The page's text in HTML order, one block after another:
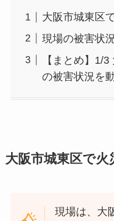
大阪市城東区
現場の被害状
【まとめ】1/
の被害状況を
大阪市城東区で火
現場は、大